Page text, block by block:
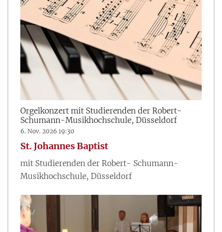
Orgelkonzert mit Studierenden der Robert-
Schumann-Musikhochschule, Düsseldorf
6. Nov. 2026 19:30
St. Johannes Baptist
mit Studierenden der Robert- Schumann-
Musikhochschule, Düsseldorf